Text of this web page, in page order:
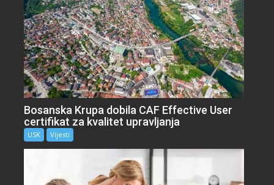
Bosanska Krupa dobila CAF Effective User
certifikat za kvalitet upravljanja
USK Vijesti